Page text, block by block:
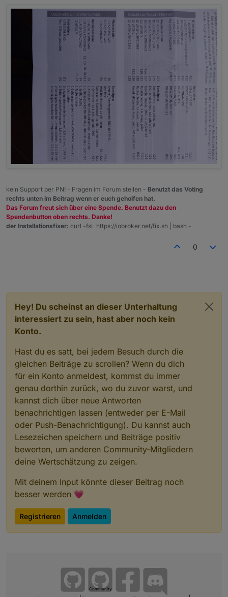
kein Support per PN! - Fragen im Forum stellen - Benutzt das Voting
rechts unten im Beitrag wenn er euch geholfen hat.
Das Forum freut sich über eine Spende. Benutzt dazu den
Spendenbutton oben rechts. Danke!
der Installationsfixer: curl -fsL https://iobroker.net/fix.sh | bash -
0
Hey! Du scheinst an dieser Unterhaltung
interessiert zu sein, hast aber noch kein
Konto.
Hast du es satt, bei jedem Besuch durch die
gleichen Beiträge zu scrollen? Wenn du dich
für ein Konto anmeldest, kommst du immer
genau dorthin zurück, wo du zuvor warst, und
kannst dich über neue Antworten
benachrichtigen lassen (entweder per E-Mail
oder Push-Benachrichtigung). Du kannst auch
Lesezeichen speichern und Beiträge positiv
bewerten, um anderen Community-Mitgliedern
deine Wertschätzung zu zeigen.
Mit deinem Input könnte dieser Beitrag noch
besser werden 💗
Registrieren Anmelden
Community